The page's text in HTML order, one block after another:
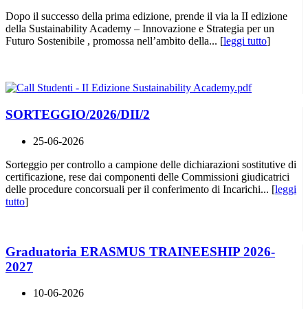
Dopo il successo della prima edizione, prende il via la II edizione
della Sustainability Academy – Innovazione e Strategia per un
Futuro Sostenibile , promossa nell’ambito della... [leggi tutto]
SORTEGGIO/2026/DII/2
25-06-2026
Sorteggio per controllo a campione delle dichiarazioni sostitutive di
certificazione, rese dai componenti delle Commissioni giudicatrici
delle procedure concorsuali per il conferimento di Incarichi... [leggi
tutto]
Graduatoria ERASMUS TRAINEESHIP 2026-
2027
10-06-2026